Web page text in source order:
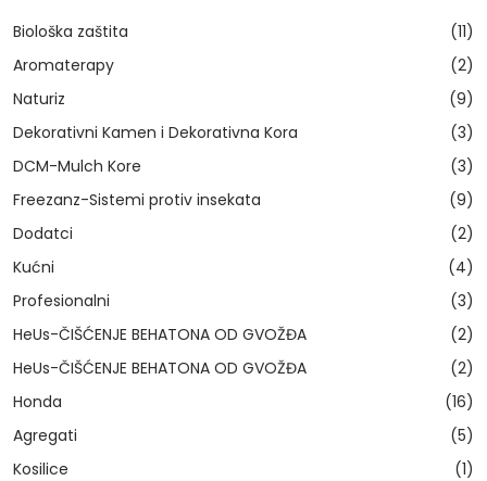
Biološka zaštita
(11)
Aromaterapy
(2)
Naturiz
(9)
Dekorativni Kamen i Dekorativna Kora
(3)
DCM-Mulch Kore
(3)
Freezanz-Sistemi protiv insekata
(9)
Dodatci
(2)
Kućni
(4)
Profesionalni
(3)
HeUs-ČIŠĆENJE BEHATONA OD GVOŽĐA
(2)
HeUs-ČIŠĆENJE BEHATONA OD GVOŽĐA
(2)
Honda
(16)
Agregati
(5)
Kosilice
(1)